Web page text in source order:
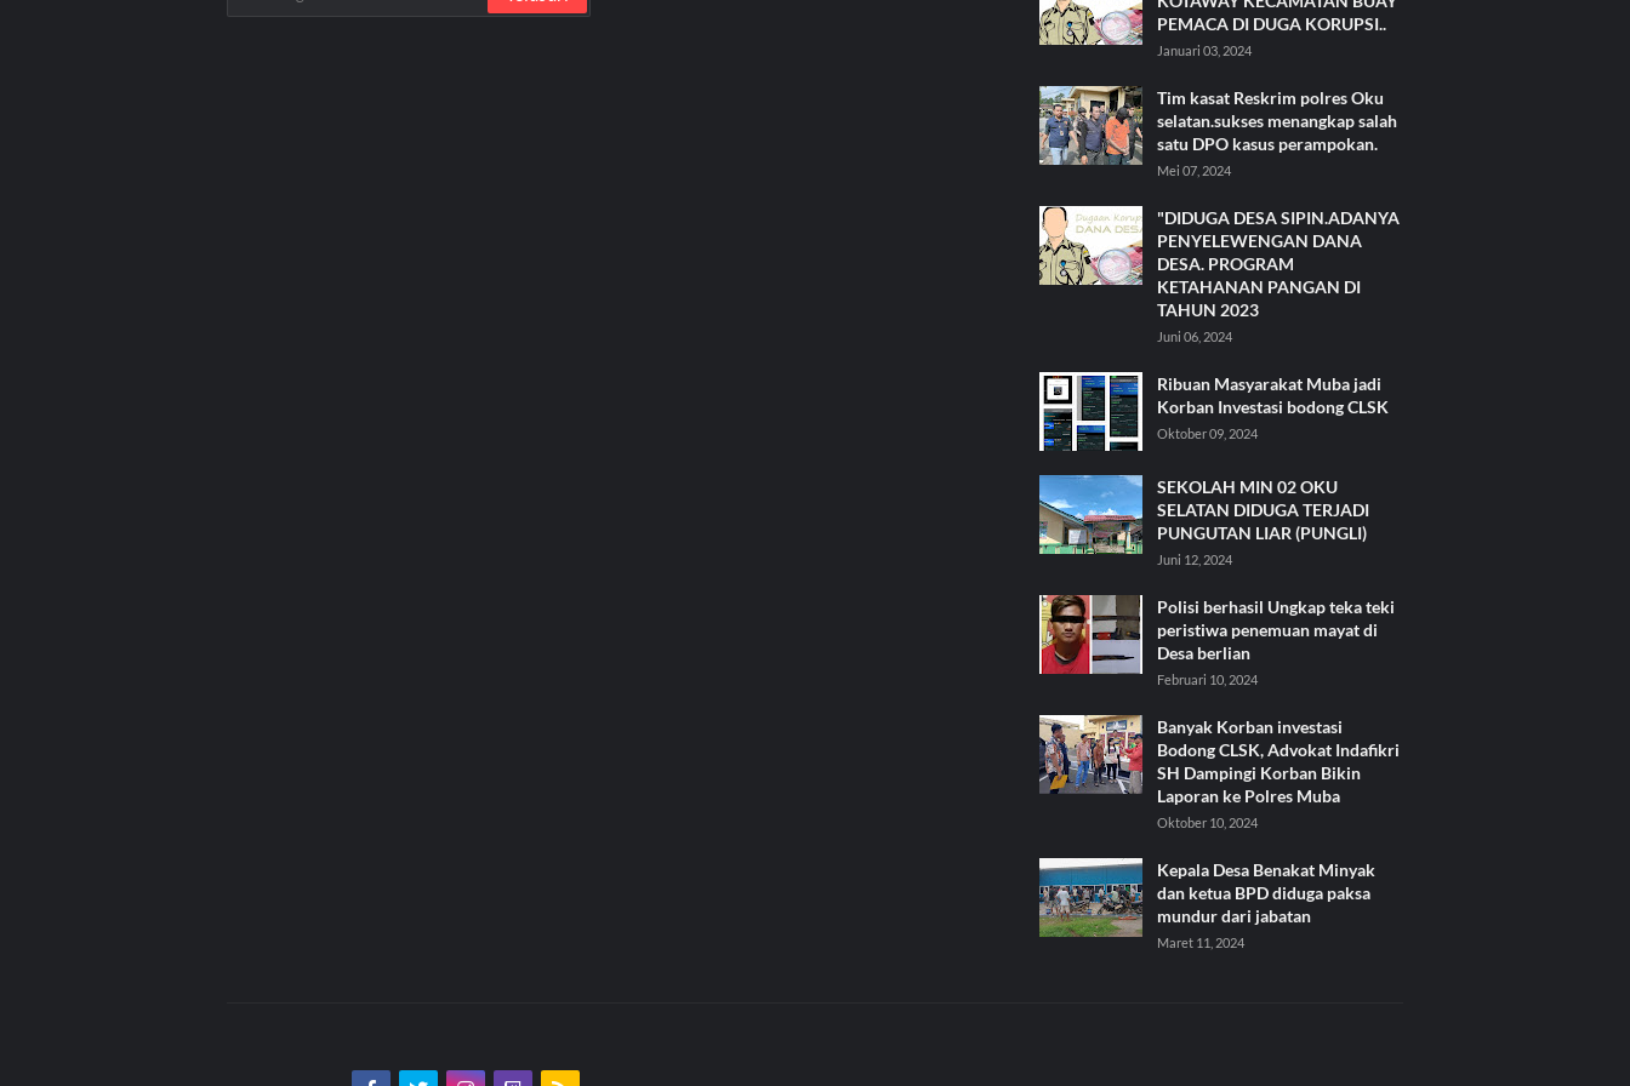
PEMACA DI DUGA KORUPSI..
Januari 03, 2024
Tim kasat Reskrim polres Oku
selatan.sukses menangkap salah
satu DPO kasus perampokan.
Mei 07, 2024
"DIDUGA DESA SIPIN.ADANYA
PENYELEWENGAN DANA
DESA. PROGRAM
KETAHANAN PANGAN DI
TAHUN 2023
Juni 06, 2024
Ribuan Masyarakat Muba jadi
Korban Investasi bodong CLSK
Oktober 09, 2024
SEKOLAH MIN 02 OKU
SELATAN DIDUGA TERJADI
PUNGUTAN LIAR (PUNGLI)
Juni 12, 2024
Polisi berhasil Ungkap teka teki
peristiwa penemuan mayat di
Desa berlian
Februari 10, 2024
Banyak Korban investasi
Bodong CLSK, Advokat Indafikri
SH Dampingi Korban Bikin
Laporan ke Polres Muba
Oktober 10, 2024
Kepala Desa Benakat Minyak
dan ketua BPD diduga paksa
mundur dari jabatan
Maret 11, 2024